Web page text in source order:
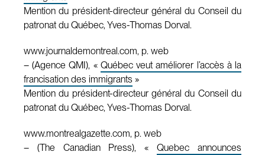
Mention du président-directeur général du Conseil du
patronat du Québec, Yves-Thomas Dorval.
www.journaldemontreal.com, p. web
– (Agence QMI), « Québec veut améliorer l’accès à la
francisation des immigrants »
Mention du président-directeur général du Conseil du
patronat du Québec, Yves-Thomas Dorval.
www.montrealgazette.com, p. web
– (The Canadian Press), «Quebec announces